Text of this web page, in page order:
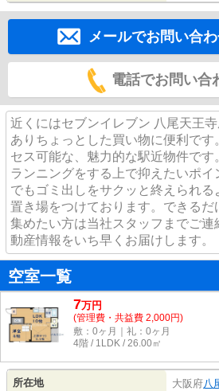
メールでお問い合
電話でお問い合
近くにはセブンイレブン 八尾天王
ありちょっとした買い物に便利です
セス可能な、魅力的な駅近物件です
ランニングをする上で抑えたいポイ
でもゴミ出しをサクッと終えられる
置き場をつけております。できるだ
集めたい方は当社スタッフまでご連
動産情報をいち早くお届けします。
空室一覧
7万円
(管理費・共益費 2,000円)
敷：0ヶ月｜礼：0ヶ月
4階 / 1LDK / 26.00㎡
所在地 大阪府八